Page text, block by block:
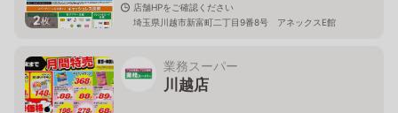
2枚
店舗HPをご確認ください
埼玉県川越市新富町二丁目9番8号 アネックスE館
業務スーパー
川越店